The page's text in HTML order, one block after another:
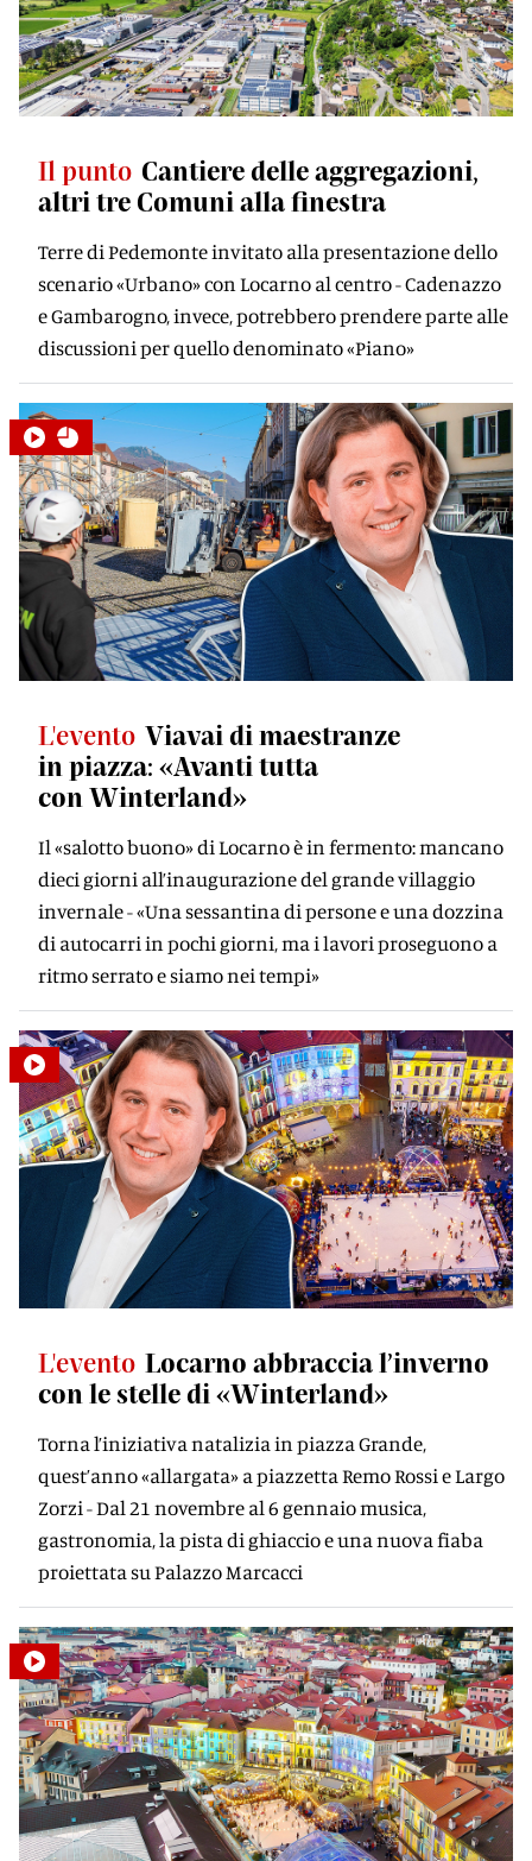
Il punto Cantiere delle aggregazioni,
altri tre Comuni alla ﬁnestra
Terre di Pedemonte invitato alla presentazione dello
scenario «Urbano» con Locarno al centro - Cadenazzo
e Gambarogno, invece, potrebbero prendere parte alle
discussioni per quello denominato «Piano»
L'evento Viavai di maestranze
in piazza: «Avanti tutta
con Winterland»
Il «salotto buono» di Locarno è in fermento: mancano
dieci giorni all’inaugurazione del grande villaggio
invernale - «Una sessantina di persone e una dozzina
di autocarri in pochi giorni, ma i lavori proseguono a
ritmo serrato e siamo nei tempi»
L'evento Locarno abbraccia l’inverno
con le stelle di «Winterland»
Torna l’iniziativa natalizia in piazza Grande,
quest’anno «allargata» a piazzetta Remo Rossi e Largo
Zorzi - Dal 21 novembre al 6 gennaio musica,
gastronomia, la pista di ghiaccio e una nuova fiaba
proiettata su Palazzo Marcacci